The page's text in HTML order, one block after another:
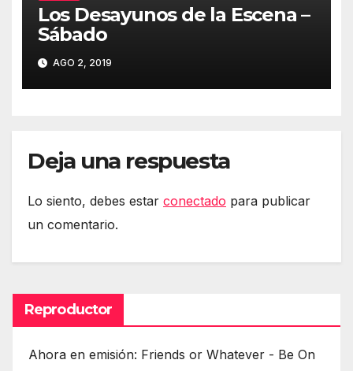
Los Desayunos de la Escena –
Sábado
AGO 2, 2019
Deja una respuesta
Lo siento, debes estar conectado para publicar
un comentario.
Reproductor
Ahora en emisión: Friends or Whatever - Be On